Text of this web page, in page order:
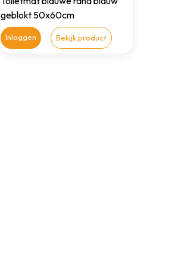
geblokt 50x60cm
Inloggen Bekijk product